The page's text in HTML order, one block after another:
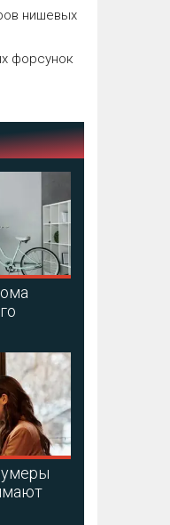
нишевых
форсунок